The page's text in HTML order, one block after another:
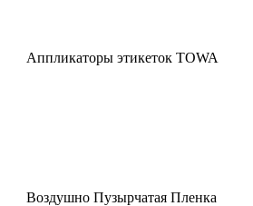
Аппликаторы этикеток TOWA
Воздушно Пузырчатая Пленка